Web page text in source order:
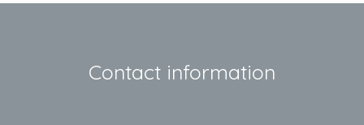
Contact information